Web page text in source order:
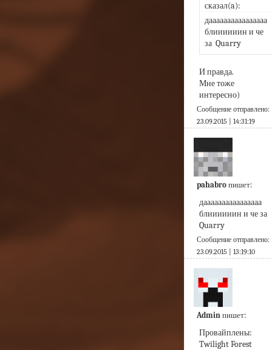
сказал(a):
даааааааааааааааа
блиииииин и че
за  Quarry
И правда.
Мне тоже
интересно)
Сообщение отправлено:
23.09.2015 | 14:31:19
pahabro пишет:
даааааааааааааааа
блиииииин и че за
Quarry
Сообщение отправлено:
23.09.2015 | 13:19:10
Admin пишет:
Провайплены:
Twilight Forest